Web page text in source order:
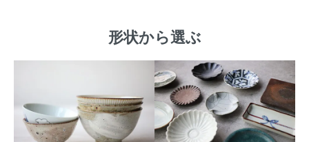
形状から選ぶ